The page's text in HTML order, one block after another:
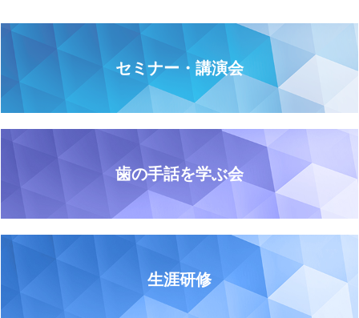
セミナー・講演会
歯の手話を学ぶ会
生涯研修